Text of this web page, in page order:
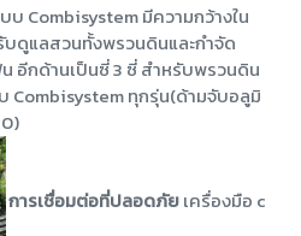
บบ Combisystem มีความกว้างใน
บดูแลสวนทั้งพรวนดินและกำจัด
อีกด้านเป็นซี่ 3 ซี่ สำหรับพรวนดิน
Combisystem ทุกรุ่น(ด้ามจับอลูมิ
การเชื่อมต่อที่ปลอดภัยเครื่องมือ